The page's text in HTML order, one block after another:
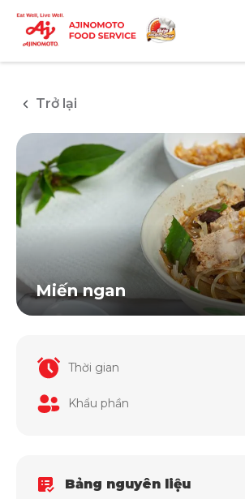
Trở lại
Miến ngan
Thời gian
Khẩu phần
Bảng nguyên liệu